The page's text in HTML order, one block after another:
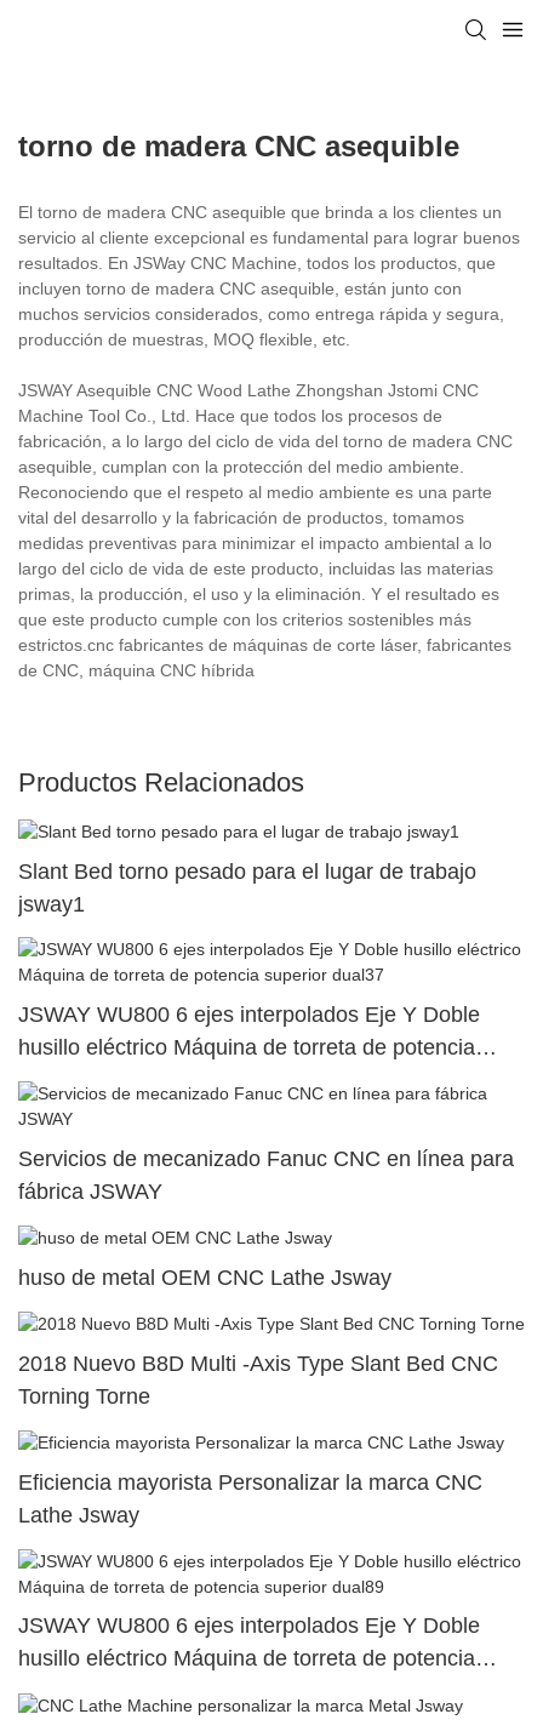
torno de madera CNC asequible
El torno de madera CNC asequible que brinda a los clientes un
servicio al cliente excepcional es fundamental para lograr buenos
resultados. En JSWay CNC Machine, todos los productos, que
incluyen torno de madera CNC asequible, están junto con
muchos servicios considerados, como entrega rápida y segura,
producción de muestras, MOQ flexible, etc.
JSWAY Asequible CNC Wood Lathe Zhongshan Jstomi CNC
Machine Tool Co., Ltd. Hace que todos los procesos de
fabricación, a lo largo del ciclo de vida del torno de madera CNC
asequible, cumplan con la protección del medio ambiente.
Reconociendo que el respeto al medio ambiente es una parte
vital del desarrollo y la fabricación de productos, tomamos
medidas preventivas para minimizar el impacto ambiental a lo
largo del ciclo de vida de este producto, incluidas las materias
primas, la producción, el uso y la eliminación. Y el resultado es
que este producto cumple con los criterios sostenibles más
estrictos.cnc fabricantes de máquinas de corte láser, fabricantes
de CNC, máquina CNC híbrida
Productos Relacionados
Slant Bed torno pesado para el lugar de trabajo
jsway1
JSWAY WU800 6 ejes interpolados Eje Y Doble
husillo eléctrico Máquina de torreta de potencia
superior dual37
Servicios de mecanizado Fanuc CNC en línea para
fábrica JSWAY
huso de metal OEM CNC Lathe Jsway
2018 Nuevo B8D Multi -Axis Type Slant Bed CNC
Torning Torne
Eficiencia mayorista Personalizar la marca CNC
Lathe Jsway
JSWAY WU800 6 ejes interpolados Eje Y Doble
husillo eléctrico Máquina de torreta de potencia
superior dual89